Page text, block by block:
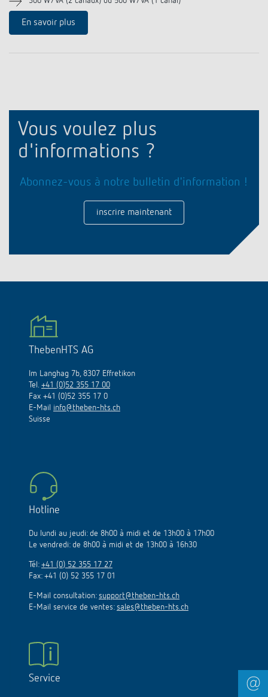
Historique
En savoir plus
Vous voulez plus
d'informations ?
Abonnez-vous à notre bulletin d'information !
inscrire maintenant
ThebenHTS AG
Im Langhag 7b, 8307 Effretikon
Tel. +41 (0)52 355 17 00
Fax +41 (0)52 355 17 0
E-Mail info@theben-hts.ch
Suisse
Hotline
Du lundi au jeudi: de 8h00 à midi et de 13h00 à 17h00
Le vendredi: de 8h00 à midi et de 13h00 à 16h30
Tél: +41 (0) 52 355 17 27
Fax: +41 (0) 52 355 17 01
E-Mail consultation: support@theben-hts.ch
E-Mail service de ventes: sales@theben-hts.ch
Service